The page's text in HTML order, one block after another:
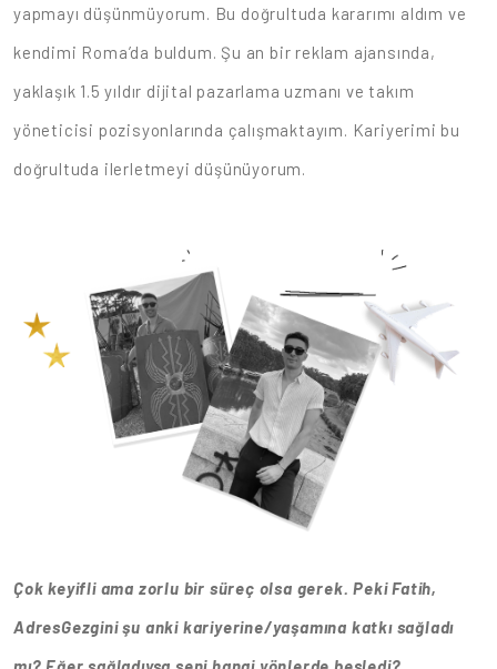
yapmayı düşünmüyorum. Bu doğrultuda kararımı aldım ve
kendimi Roma’da buldum. Şu an bir reklam ajansında,
yaklaşık 1.5 yıldır dijital pazarlama uzmanı ve takım
yöneticisi pozisyonlarında çalışmaktayım. Kariyerimi bu
doğrultuda ilerletmeyi düşünüyorum.
Çok keyifli ama zorlu bir süreç olsa gerek. Peki Fatih,
AdresGezgini şu anki kariyerine/yaşamına katkı sağladı